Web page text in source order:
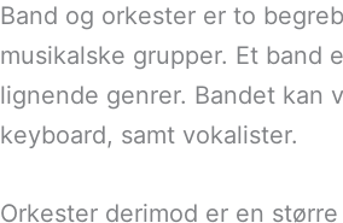
Band og orkester er to
musikalske grupper. Et band
lignende genrer. Bandet kan
keyboard, samt vokalister.
Orkester derimod er en